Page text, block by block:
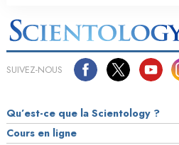
SUIVEZ-NOUS
Qu’est-ce que la Scientology ?
Cours en ligne